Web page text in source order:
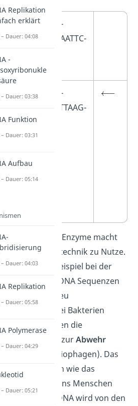
5′-
GAATTC-
3′-
CTTAAG-
Genauigkeit der Enzyme macht
sich in der Gentechnik zu Nutze.
man zum Beispiel bei der
gezielt DNA Sequenzen
und neu
Bei Bakterien
) dienen die
zurAbwehr
(Bakteriophagen). Das
du dir ähnlich wie das
von uns Menschen
Fremde DNA wird von den
Replikation
erklärt
Dauer: 04:08
-
Dauer: 03:38
Funktion
Dauer: 03:31
Aufbau
Dauer: 05:14
Dauer: 04:03
Replikation
Dauer: 05:58
Polymerase
Dauer: 04:29
Dauer: 05:21